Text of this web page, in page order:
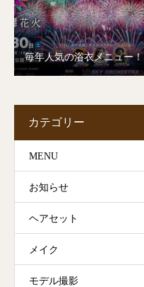
毎年人気の浴衣メニュー！
カテゴリー
MENU
お知らせ
ヘアセット
メイク
モデル撮影